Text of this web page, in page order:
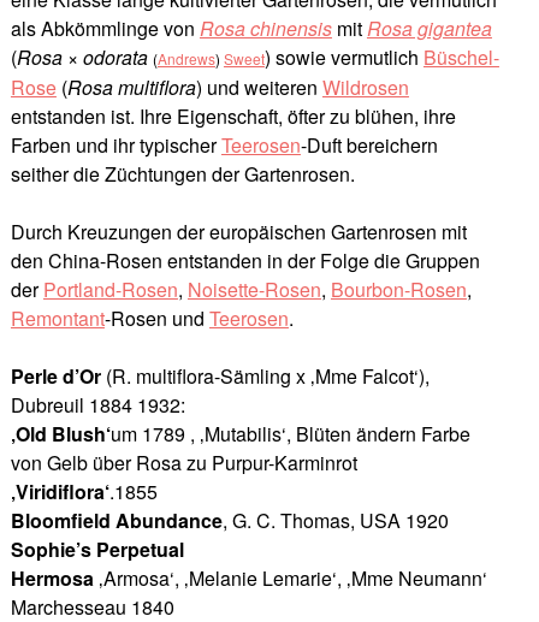
als Abkömmlinge von Rosa chinensismitRosa gigantea
(Rosa × odorata (Andrews) Sweet) sowie vermutlich Büschel-
Rose(Rosa multiflora) und weiteren Wildrosen
entstanden ist. Ihre Eigenschaft, öfter zu blühen, ihre
Farben und ihr typischerTeerosen-Duft bereichern
seither die Züchtungen der Gartenrosen.
Durch Kreuzungen der europäischen Gartenrosen mit
den China-Rosen entstanden in der Folge die Gruppen
derPortland-Rosen, Noisette-Rosen, Bourbon-Rosen,
Remontant-Rosen und Teerosen.
Perle d’Or(R. multiflora-Sämling x ‚Mme Falcot‘),
Dubreuil 1884 1932:
‚Old Blush‘um 1789 , ‚Mutabilis‘, Blüten ändern Farbe
von Gelb über Rosa zu Purpur-Karminrot
‚Viridiflora‘.1855
Bloomfield Abundance, G. C. Thomas, USA 1920
Sophie’s Perpetual
Hermosa‚Armosa‘, ‚Melanie Lemarie‘, ‚Mme Neumann‘
Marchesseau 1840